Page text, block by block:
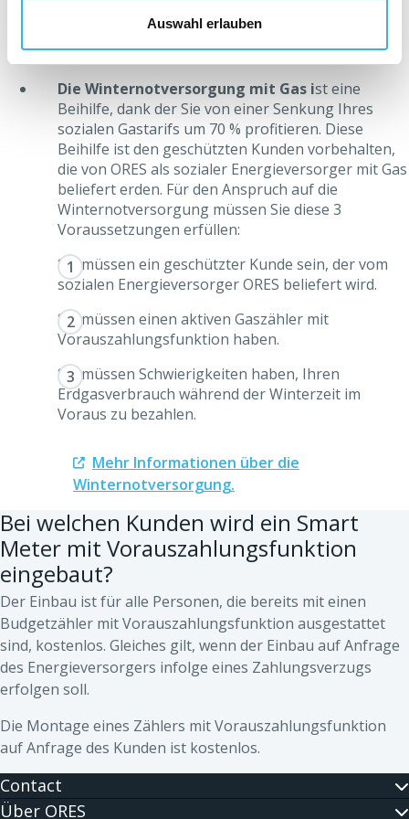
Auswahl erlauben
nur auf den roten Knopf auf dem Zähler drücken.
Die Winternotversorgung mit Gas ist eine
Beihilfe, dank der Sie von einer Senkung Ihres
sozialen Gastarifs um 70 % profitieren. Diese
Beihilfe ist den geschützten Kunden vorbehalten,
die von ORES als sozialer Energieversorger mit Gas
beliefert erden. Für den Anspruch auf die
Winternotversorgung müssen Sie diese 3
Voraussetzungen erfüllen:
Sie müssen ein geschützter Kunde sein, der vom
sozialen Energieversorger ORES beliefert wird.
Sie müssen einen aktiven Gaszähler mit
Vorauszahlungsfunktion haben.
Sie müssen Schwierigkeiten haben, Ihren
Erdgasverbrauch während der Winterzeit im
Voraus zu bezahlen.
Mehr Informationen über die
Winternotversorgung.
Bei welchen Kunden wird ein Smart
Meter mit Vorauszahlungsfunktion
eingebaut?
Der Einbau ist für alle Personen, die bereits mit einen
Budgetzähler mit Vorauszahlungsfunktion ausgestattet
sind, kostenlos. Gleiches gilt, wenn der Einbau auf Anfrage
des Energieversorgers infolge eines Zahlungsverzugs
erfolgen soll.
Die Montage eines Zählers mit Vorauszahlungsfunktion
auf Anfrage des Kunden ist kostenlos.
Contact
Über ORES